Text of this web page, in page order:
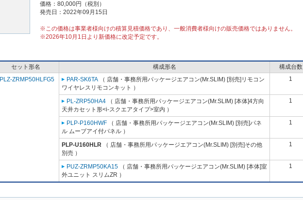
価格：80,000円（税別）
発売日：2022年09月15日
※この価格は事業者様向けの積算見積価格であり、一般消費者様向けの販売価格ではありません。
※2026年10月1日より新価格に改定予定です。
セット形名 構成形名
構成台数
PLZ-ZRMP50HLFG5
PAR-SK6TA （ 店舗・事務所用パッケージエアコン(Mr.SLIM) [別売]リモコン
ワイヤレスリモコンキット ）
1
PL-ZRP50HA4 （ 店舗・事務所用パッケージエアコン(Mr.SLIM) [本体]4方向
天井カセット形<i-スクエアタイプ>室内 ）
1
PLP-P160HWF （ 店舗・事務所用パッケージエアコン(Mr.SLIM) [別売]パネ
ル ムーブアイ付パネル ）
1
PLP-U160HLR （ 店舗・事務所用パッケージエアコン(Mr.SLIM) [別売]その他
別売 ）
1
PUZ-ZRMP50KA15 （ 店舗・事務所用パッケージエアコン(Mr.SLIM) [本体]室
外ユニット スリムZR ）
1